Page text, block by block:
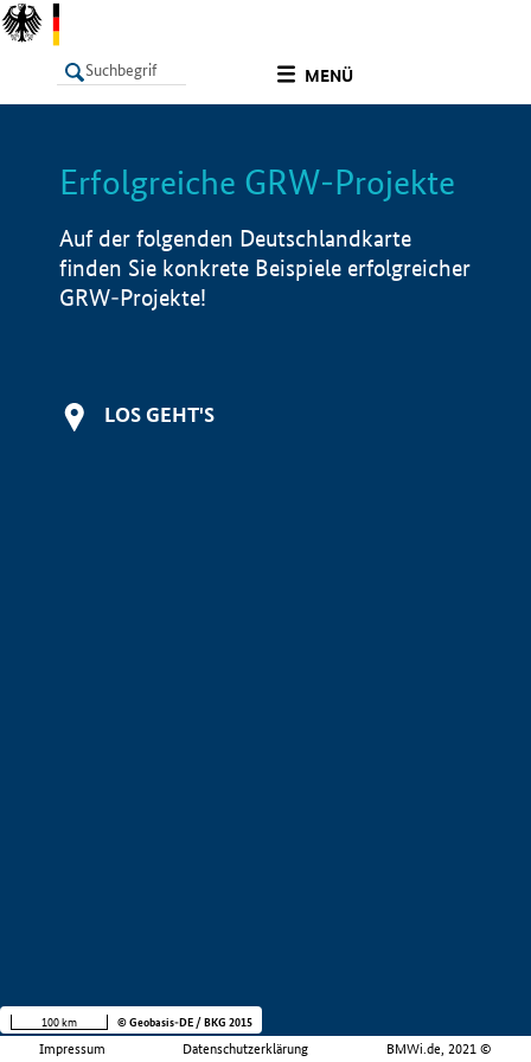
MENÜ
LISTE Info
Erfolgreiche GRW-Projekte
Auf der folgenden Deutschlandkarte
finden Sie konkrete Beispiele erfolgreicher
GRW-Projekte!
LOS GEHT'S
Impressum Datenschutzerklärung BMWi.de, 2021 ©
100 km © Geobasis-DE / BKG 2015